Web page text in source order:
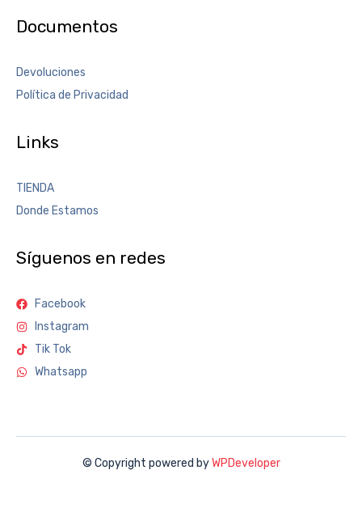
Documentos
Devoluciones
Política de Privacidad
Links
TIENDA
Donde Estamos
Síguenos en redes
Facebook
Instagram
Tik Tok
Whatsapp
© Copyright powered byWPDeveloper